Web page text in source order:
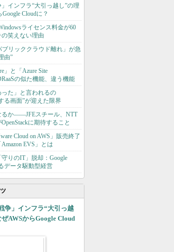
」インフラ“大引っ越し”の理
Cloudに？
ライセンス料金が60
笑えない理由
リッククラウド離れ」が急
由”
」と「Azure Site
の似た機能、違う機能
った」と言われるの
画面”が迎えた限界
るか――JFEスチール、NTT
に期待すること
Cloud on AWS」販売終了
EVS」とは
りのIT」脱却：Google
データ駆動型経営
争」インフラ“大引っ越
AWSからGoogle Cloud